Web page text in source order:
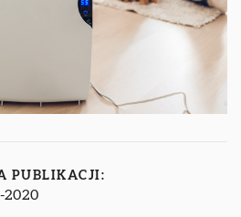
PUBLIKACJI:
2020